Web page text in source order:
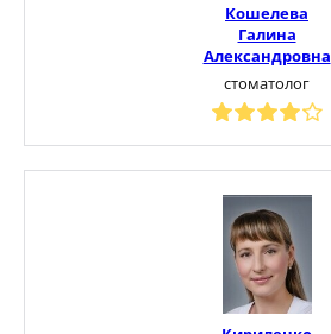
Кошелева
Галина
Александровна
стоматолог